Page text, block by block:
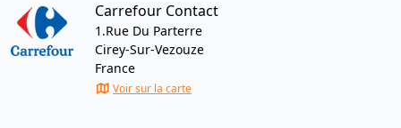
Carrefour Contact
1.Rue Du Parterre
Cirey-Sur-Vezouze
France
Voir sur la carte